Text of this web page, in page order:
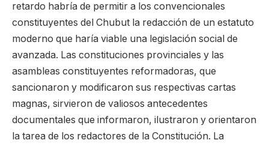
retardo habría de permitir a los convencionales
constituyentes del Chubut la redacción de un estatuto
moderno que haría viable una legislación social de
avanzada. Las constituciones provinciales y las
asambleas constituyentes reformadoras, que
sancionaron y modificaron sus respectivas cartas
magnas, sirvieron de valiosos antecedentes
documentales que informaron, ilustraron y orientaron
la tarea de los redactores de la Constitución. La